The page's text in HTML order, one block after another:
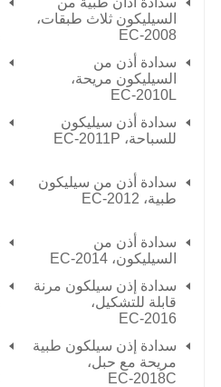
السيليكون ثلاث طبقات،
EC-2008
سدادة أذن من
السيليكون مريحة،
EC-2010L
سدادة أذن سيليكون
للسباحة، EC-2011P
سدادة أذن من سيليكون
طبية، EC-2012
سدادة أذن من
السيليكون، EC-2014
سدادة إذن سيلكون مرنة
قابلة للتشكيل،
EC-2016
سدادة إذن سيلكون طبية
مريحة مع حبل،
EC-2018C